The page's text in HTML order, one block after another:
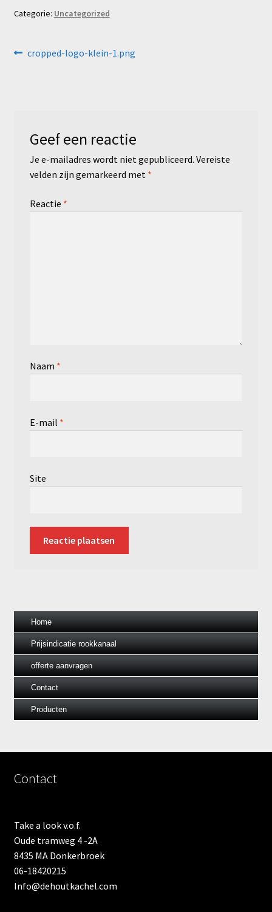
Categorie: Uncategorized
Bericht
Vorig
cropped-logo-klein-1.png
Geef een reactie
Je e-mailadres wordt niet gepubliceerd. Vereiste
velden zijn gemarkeerd met *
Reactie *
Naam *
E-mail *
Site
Home
Prijsindicatie rookkanaal
offerte aanvragen
Contact
Producten
Contact
Take a look v.o.f.
Oude tramweg 4 -2A
8435 MA Donkerbroek
06-18420215
Info@dehoutkachel.com